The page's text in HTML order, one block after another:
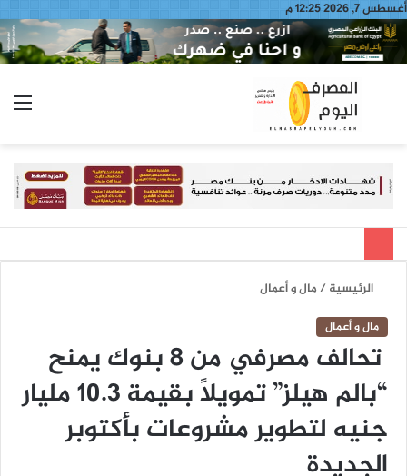
أغسطس 7, 2026 12:25 م
بحث
الرئيسية/مال و أعمال
مال و أعمال
تحالف مصرفي من 8 بنوك يمنح
“بالم هيلز” تمويلًا بقيمة 10.3 مليار
جنيه لتطوير مشروعات بأكتوبر
الجديدة